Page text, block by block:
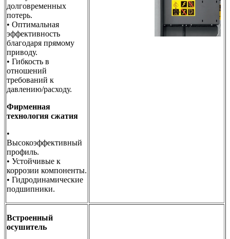
долговременных
потерь.
• Оптимальная
эффективность
благодаря прямому
приводу.
• Гибкость в
отношений
требований к
давлению/расходу.
Фирменная
технология сжатия
•
Высокоэффективный
профиль.
• Устойчивые к
коррозии компоненты.
• Гидродинамические
подшипники.
Встроенный
осушитель